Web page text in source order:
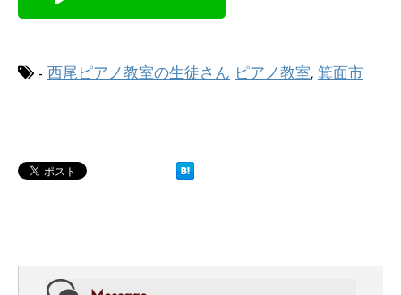
- 西尾ピアノ教室の生徒さん ピアノ教室, 箕面市